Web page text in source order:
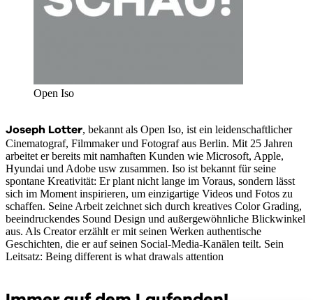
Open Iso
Joseph Lotter, bekannt als Open Iso, ist ein leidenschaftlicher
Cinematograf, Filmmaker und Fotograf aus Berlin. Mit 25 Jahren
arbeitet er bereits mit namhaften Kunden wie Microsoft, Apple,
Hyundai und Adobe usw zusammen. Iso ist bekannt für seine
spontane Kreativität: Er plant nicht lange im Voraus, sondern lässt
sich im Moment inspirieren, um einzigartige Videos und Fotos zu
schaffen. Seine Arbeit zeichnet sich durch kreatives Color Grading,
beeindruckendes Sound Design und außergewöhnliche Blickwinkel
aus. Als Creator erzählt er mit seinen Werken authentische
Geschichten, die er auf seinen Social-Media-Kanälen teilt. Sein
Leitsatz: Being different is what drawals attention